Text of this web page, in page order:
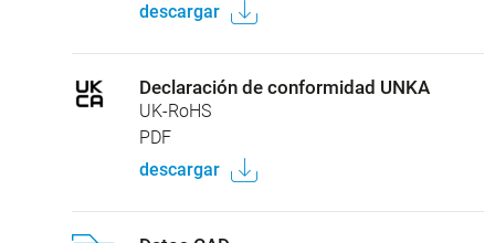
descargar
Declaración de conformidad UNKA
UK-RoHS
PDF
descargar